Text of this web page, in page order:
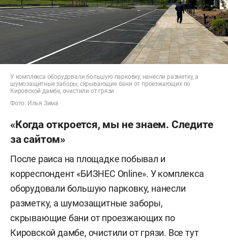
У комплекса оборудовали большую парковку, нанесли разметку, а
шумозащитные заборы, скрывающие бани от проезжающих по
Кировской дамбе, очистили от грязи
Фото: Илья Зима
«Когда откроется, мы не знаем. Следите
за сайтом»
После раиса на площадке побывал и
корреспондент «БИЗНЕС Online». У комплекса
оборудовали большую парковку, нанесли
разметку, а шумозащитные заборы,
скрывающие бани от проезжающих по
Кировской дамбе, очистили от грязи. Все тут